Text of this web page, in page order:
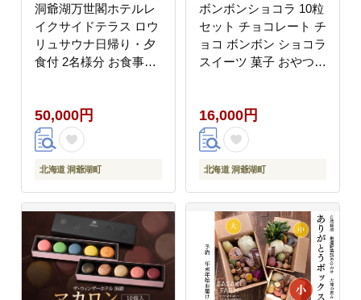
洞爺湖万世閣ホテルレ
イクサイドテラス ロウ
リュサウナ日帰り・夕
食付 2名様分 お食事券
税 洞爺湖 観光 体験 絶
景 アクティビティ 旅
旅行 トラベル ご褒美
記念日 癒し ジオパーク
50,000円
北海道 洞爺湖町
ボンボンショコラ 10粒
セット チョコレート チ
ョコ ボンボン ショコラ
スイーツ 菓子 おやつ
ギフト お取り寄せ 送料
無料 ザ・ウィンザーホ
テル洞爺 洞爺湖
16,000円
北海道 洞爺湖町